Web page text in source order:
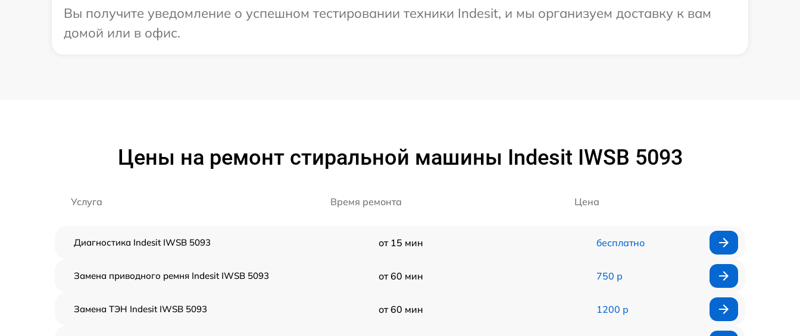
Вы получите уведомление о успешном тестировании техники Indesit, и мы организуем доставку к вам
домой или в офис.
Цены на ремонт стиральной машины Indesit IWSB 5093
Услуга Время ремонта Цена
Диагностика Indesit IWSB 5093 от 15 мин бесплатно
Замена приводного ремня Indesit IWSB 5093 от 60 мин 750 р
Замена ТЭН Indesit IWSB 5093 от 60 мин 1200 р